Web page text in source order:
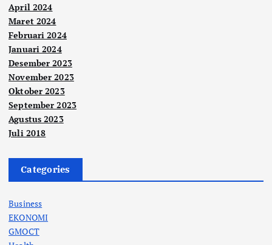
April 2024
Maret 2024
Februari 2024
Januari 2024
Desember 2023
November 2023
Oktober 2023
September 2023
Agustus 2023
Juli 2018
Categories
Business
EKONOMI
GMOCT